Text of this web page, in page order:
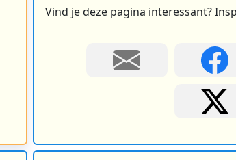
Vind je deze pagina interessant?